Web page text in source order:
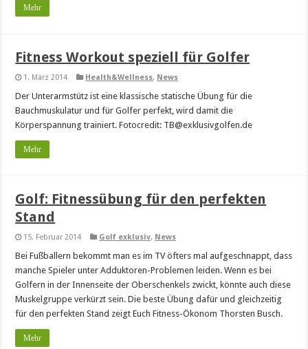
Mehr
Fitness Workout speziell für Golfer
1. März 2014 Health&Wellness, News
Der Unterarmstütz ist eine klassische statische Übung für die
Bauchmuskulatur und für Golfer perfekt, wird damit die
Körperspannung trainiert. Fotocredit: TB@exklusivgolfen.de
Mehr
Golf: Fitnessübung für den perfekten
Stand
15. Februar 2014 Golf exklusiv, News
Bei Fußballern bekommt man es im TV öfters mal aufgeschnappt, dass
manche Spieler unter Adduktoren-Problemen leiden. Wenn es bei
Golfern in der Innenseite der Oberschenkels zwickt, könnte auch diese
Muskelgruppe verkürzt sein. Die beste Übung dafür und gleichzeitig
für den perfekten Stand zeigt Euch Fitness-Ökonom Thorsten Busch.
Mehr